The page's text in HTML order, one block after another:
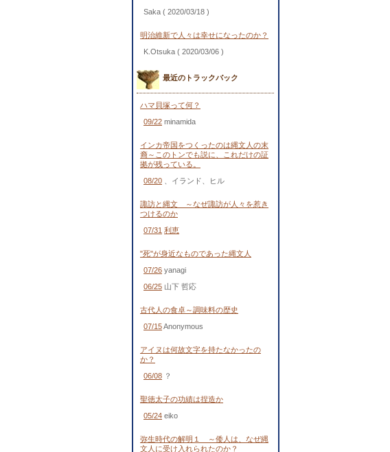
Saka ( 2020/03/18 )
明治維新で人々は幸せになったのか？
K.Otsuka ( 2020/03/06 )
最近のトラックバック
ハマ貝塚って何？
09/22 minamida
インカ帝国をつくったのは縄文人の末
裔～このトンでも説に、これだけの証
拠が残っている。
08/20
、イランド、ヒル
諏訪と縄文 ～なぜ諏訪が人々を惹き
つけるのか
07/31 利恵
"死"が身近なものであった縄文人
07/26 yanagi
06/25 山下 哲応
古代人の食卓～調味料の歴史
07/15Anonymous
アイヌは何故文字を持たなかったの
か？
06/08 ？
聖徳太子の功績は捏造か
05/24 eiko
弥生時代の解明１ ～倭人は、なぜ縄
文人に受け入れられたのか？